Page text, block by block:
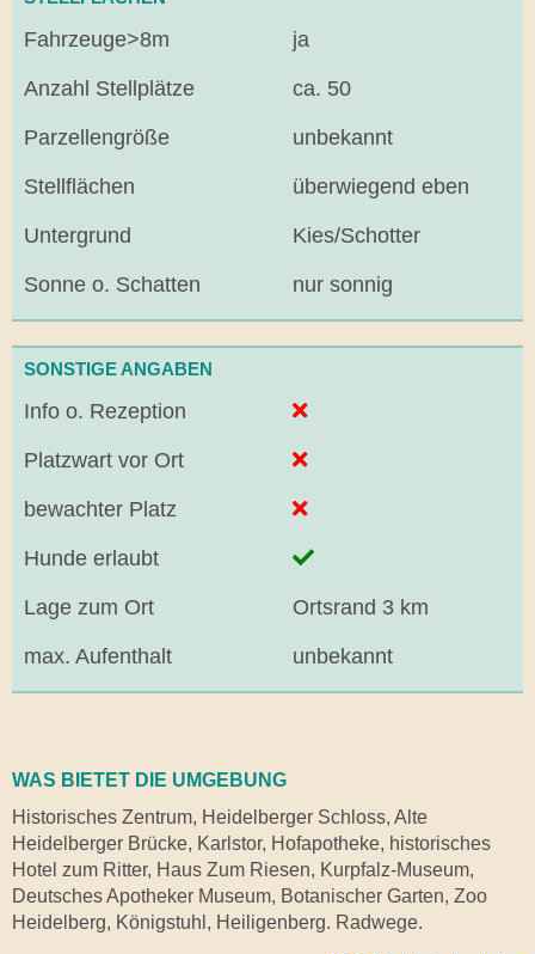
Fahrzeuge>8m ja
Anzahl Stellplätze ca. 50
Parzellengröße unbekannt
Stellflächen überwiegend eben
Untergrund Kies/Schotter
Sonne o. Schatten nur sonnig
SONSTIGE ANGABEN
Info o. Rezeption
Platzwart vor Ort
bewachter Platz
Hunde erlaubt
Lage zum Ort Ortsrand 3 km
max. Aufenthalt unbekannt
WAS BIETET DIE UMGEBUNG
Historisches Zentrum, Heidelberger Schloss, Alte
Heidelberger Brücke, Karlstor, Hofapotheke, historisches
Hotel zum Ritter, Haus Zum Riesen, Kurpfalz-Museum,
Deutsches Apotheker Museum, Botanischer Garten, Zoo
Heidelberg, Königstuhl, Heiligenberg. Radwege.